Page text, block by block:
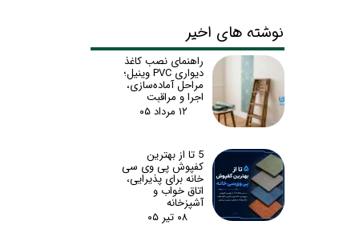
نوشته های اخیر
راهنمای نصب کاغذ
دیواری PVC وینیل؛
مراحل آماده‌سازی،
اجرا و مراقبت
۱۲ مرداد ۰۵
5 تا از بهترین
کفپوش پی وی سی
خانه برای پذیرایی،
اتاق خواب و
آشپزخانه
۰۸ تیر ۰۵